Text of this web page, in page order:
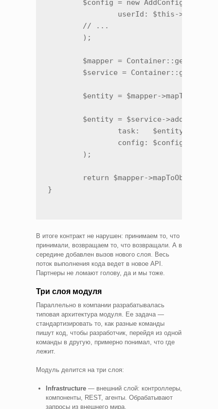
}
В итоге контракт не нарушен: принимаем то, что
принимали, возвращаем то, что возвращали. А в
середине добавлен вызов нового слоя. Весь
поток выполнения кода ведет в новое API.
Партнеры не ломают голову, да и мы тоже.
Три слоя модуля
Параллельно в компании разрабатывалась
типовая архитектура модуля. Ее задача —
стандартизировать то, как разные команды
пишут код, чтобы разработчик, перейдя из одной
команды в другую, примерно понимал, что где
лежит.
Модуль делится на три слоя:
Infrastructure — внешний слой: контроллеры,
компоненты, REST, агенты. Обрабатывают
запросы из внешнего мира.